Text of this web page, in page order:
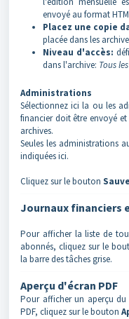
envoyé au format
Placez une copie
placée dans les
Niveau d'accès:
dans l'archive: Tous
Administrations
Sélectionnez ici la ou les
financier doit être envoyé
archives.
Seules les administrations
indiquées ici.
Cliquez sur le bouton
Journaux financiers
Pour afficher la liste de
abonnés, cliquez sur le
la barre des tâches grise.
Aperçu d'écran PDF
Pour afficher un aperçu
PDF, cliquez sur le bouton